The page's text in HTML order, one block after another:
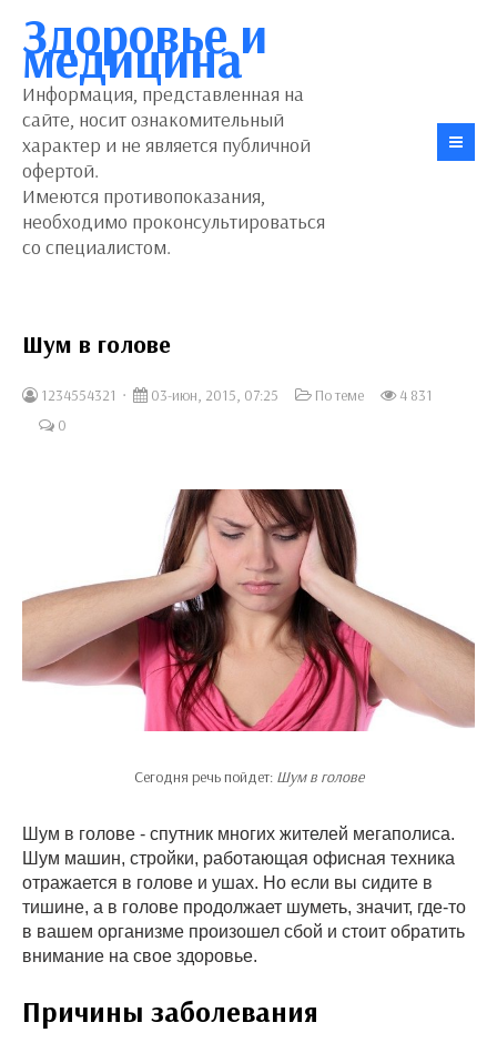
Здоровье и
медицина
Информация, представленная на
сайте, носит ознакомительный
характер и не является публичной
офертой.
Имеются противопоказания,
необходимо проконсультироваться
со специалистом.
Шум в голове
1234554321 03-июн, 2015, 07:25 По теме
4 831
0
Сегодня речь пойдет: Шум в голове
Шум в голове - спутник многих жителей мегаполиса.
Шум машин, стройки, работающая офисная техника
отражается в голове и ушах. Но если вы сидите в
тишине, а в голове продолжает шуметь, значит, где-то
в вашем организме произошел сбой и стоит обратить
внимание на свое здоровье.
Причины заболевания